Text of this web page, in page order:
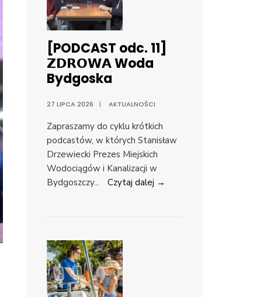
[PODCAST odc. 11]
𝗭𝗗𝗥𝗢𝗪𝗔 Woda
Bydgoska
27 LIPCA 2026 | AKTUALNOŚCI
Zapraszamy do cyklu krótkich
podcastów, w których Stanisław
Drzewiecki Prezes Miejskich
Wodociągów i Kanalizacji w
Bydgoszczy... Czytaj dalej →